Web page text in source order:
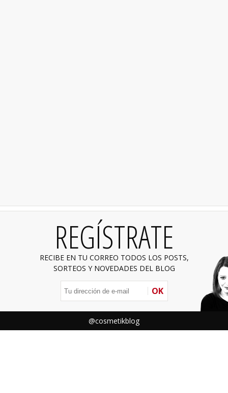
REGÍSTRATE
RECIBE EN TU CORREO TODOS LOS POSTS,
SORTEOS Y NOVEDADES DEL BLOG
OK
@cosmetikblog